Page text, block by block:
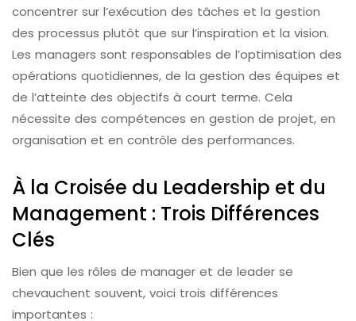
concentrer sur l’exécution des tâches et la gestion
des processus plutôt que sur l’inspiration et la vision.
Les managers sont responsables de l’optimisation des
opérations quotidiennes, de la gestion des équipes et
de l’atteinte des objectifs à court terme. Cela
nécessite des compétences en gestion de projet, en
organisation et en contrôle des performances.
À la Croisée du Leadership et du
Management : Trois Différences
Clés
Bien que les rôles de manager et de leader se
chevauchent souvent, voici trois différences
importantes :